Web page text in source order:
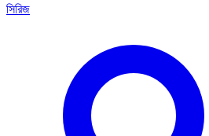
সিরিজ